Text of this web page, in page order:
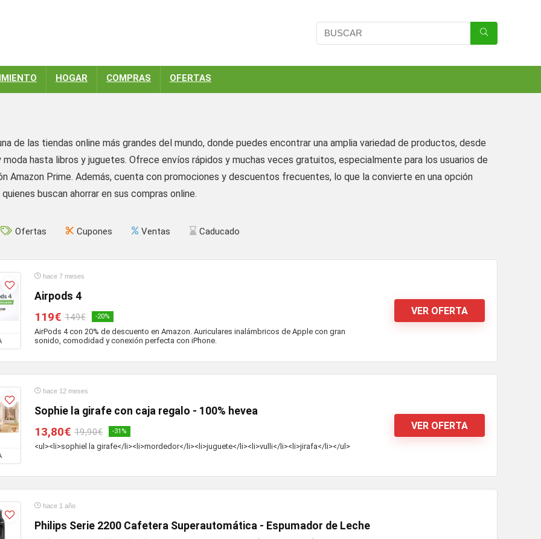
HOGAR COMPRAS OFERTAS
de las tiendas online más grandes del mundo, donde puedes encontrar una amplia variedad de productos, desde
hasta libros y juguetes. Ofrece envíos rápidos y muchas veces gratuitos, especialmente para los usuarios de
Amazon Prime. Además, cuenta con promociones y descuentos frecuentes, lo que la convierte en una opción
buscan ahorrar en sus compras online.
Ofertas Cupones Ventas Caducado
hace 7 meses
Airpods 4
119€ 149€ -20%
AirPods 4 con 20% de descuento en Amazon. Auriculares inalámbricos de Apple con gran
sonido, comodidad y conexión perfecta con iPhone.
VER OFERTA
hace 12 meses
Sophie la girafe con caja regalo - 100% hevea
13,80€ 19,90€ -31%
<ul><li>sophiel la girafe</li><li>mordedor</li><li>juguete</li><li>vulli</li><li>jirafa</li></ul>
VER OFERTA
hace 1 año
Philips Serie 2200 Cafetera Superautomática - Espumador de Leche